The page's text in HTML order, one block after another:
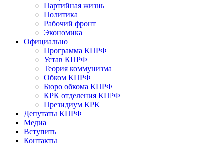
Партийная жизнь
Политика
Рабочий фронт
Экономика
Официально
Программа КПРФ
Устав КПРФ
Теория коммунизма
Обком КПРФ
Бюро обкома КПРФ
КРК отделения КПРФ
Президиум КРК
Депутаты КПРФ
Медиа
Вступить
Контакты